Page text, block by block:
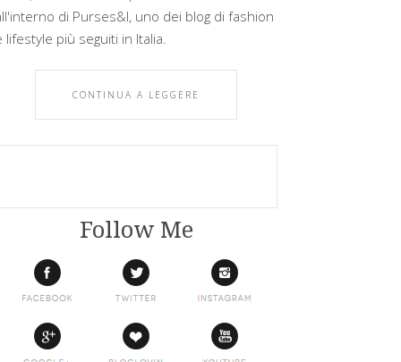
di Purses&I, uno dei blog di fashion
lifestyle più seguiti in Italia.
CONTINUA A LEGGERE
Follow Me